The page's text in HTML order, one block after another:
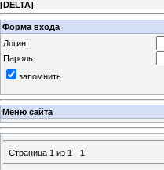
[DELTA]
Форма входа
Логин:
Пароль:
запомнить
Меню сайта
Страница 1 из 1 1